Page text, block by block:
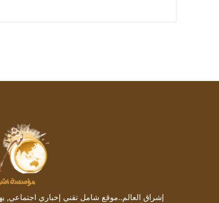
إشراق العالم..موقع شامل تقني إخباري اجتماعي,